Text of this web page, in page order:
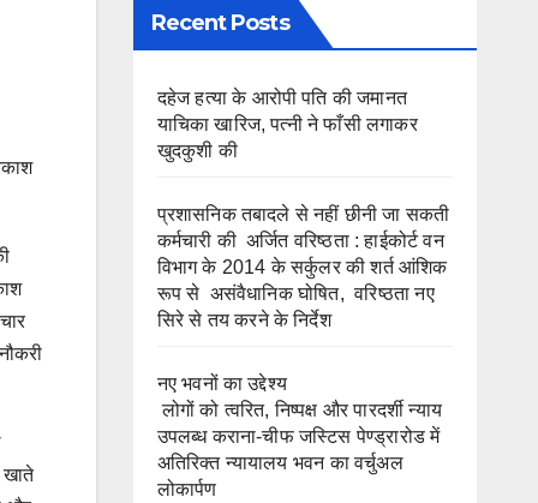
खाते
Recent Posts
दहेज हत्या के आरोपी पति की जमानत
याचिका खारिज, पत्नी ने फाँसी लगाकर
खुदकुशी की
प्रशासनिक तबादले से नहीं छीनी जा सकती
कर्मचारी की अर्जित वरिष्ठता : हाईकोर्ट वन
विभाग के 2014 के सर्कुलर की शर्त आंशिक
रूप से असंवैधानिक घोषित, वरिष्ठता नए
सिरे से तय करने के निर्देश
नए भवनों का उद्देश्य
लोगों को त्वरित, निष्पक्ष और पारदर्शी न्याय
उपलब्ध कराना-चीफ जस्टिस पेण्ड्रारोड में
अतिरिक्त न्यायालय भवन का वर्चुअल
लोकार्पण